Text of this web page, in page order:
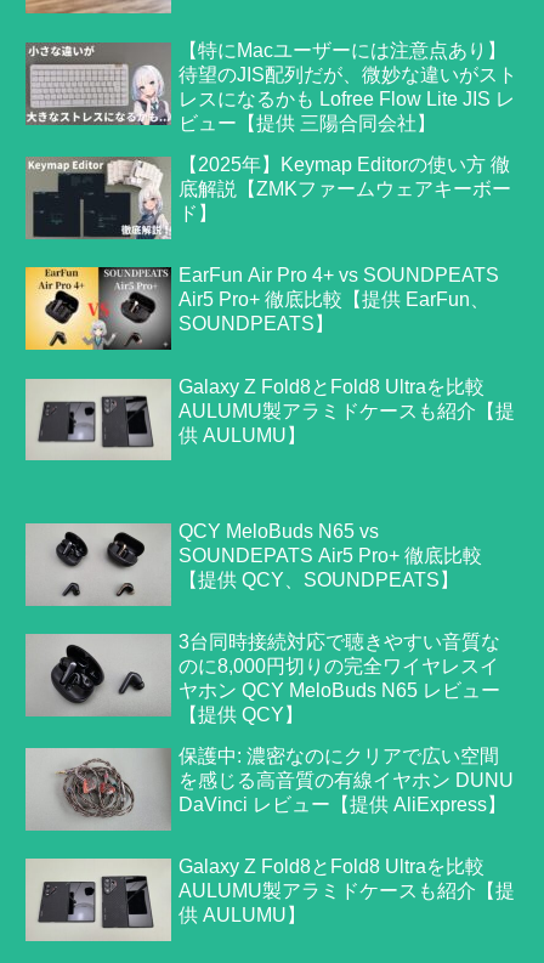
【特にMacユーザーには注意点あり】
待望のJIS配列だが、微妙な違いがスト
レスになるかも Lofree Flow Lite JIS レ
ビュー【提供 三陽合同会社】
【2025年】Keymap Editorの使い方 徹
底解説【ZMKファームウェアキーボー
ド】
EarFun Air Pro 4+ vs SOUNDPEATS
Air5 Pro+ 徹底比較【提供 EarFun、
SOUNDPEATS】
Galaxy Z Fold8とFold8 Ultraを比較
AULUMU製アラミドケースも紹介【提
供 AULUMU】
QCY MeloBuds N65 vs
SOUNDEPATS Air5 Pro+ 徹底比較
【提供 QCY、SOUNDPEATS】
3台同時接続対応で聴きやすい音質な
のに8,000円切りの完全ワイヤレスイ
ヤホン QCY MeloBuds N65 レビュー
【提供 QCY】
保護中: 濃密なのにクリアで広い空間
を感じる高音質の有線イヤホン DUNU
DaVinci レビュー【提供 AliExpress】
Galaxy Z Fold8とFold8 Ultraを比較
AULUMU製アラミドケースも紹介【提
供 AULUMU】